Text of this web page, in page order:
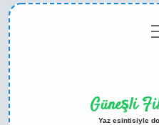
Güneşli
Yaz esintisiyle